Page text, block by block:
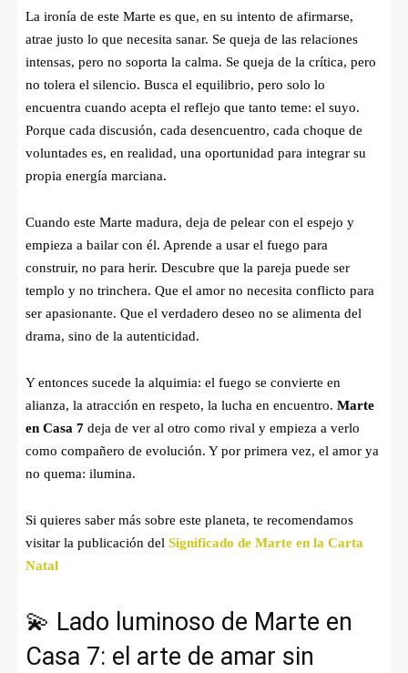
La ironía de este Marte es que, en su intento de afirmarse,
atrae justo lo que necesita sanar. Se queja de las relaciones
intensas, pero no soporta la calma. Se queja de la crítica, pero
no tolera el silencio. Busca el equilibrio, pero solo lo
encuentra cuando acepta el reflejo que tanto teme: el suyo.
Porque cada discusión, cada desencuentro, cada choque de
voluntades es, en realidad, una oportunidad para integrar su
propia energía marciana.
Cuando este Marte madura, deja de pelear con el espejo y
empieza a bailar con él. Aprende a usar el fuego para
construir, no para herir. Descubre que la pareja puede ser
templo y no trinchera. Que el amor no necesita conflicto para
ser apasionante. Que el verdadero deseo no se alimenta del
drama, sino de la autenticidad.
Y entonces sucede la alquimia: el fuego se convierte en
alianza, la atracción en respeto, la lucha en encuentro. Marte
en Casa 7 deja de ver al otro como rival y empieza a verlo
como compañero de evolución. Y por primera vez, el amor ya
no quema: ilumina.
Si quieres saber más sobre este planeta, te recomendamos
visitar la publicación del Significado de Marte en la Carta
Natal
💫 Lado luminoso de Marte en
Casa 7: el arte de amar sin